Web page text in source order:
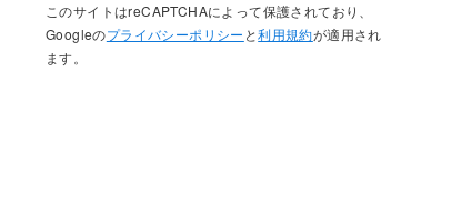
このサイトはreCAPTCHAによって保護されており、
Googleのプライバシーポリシー と利用規約が適用され
ます。